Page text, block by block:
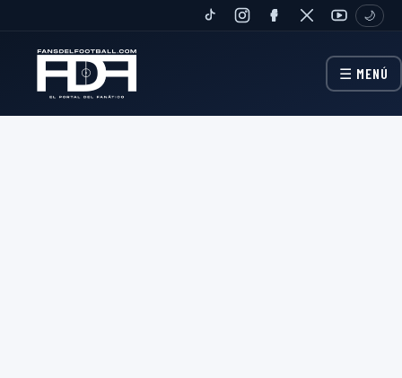
TIKTOKINSTAGRAMFANPAGETWITTERYOUTUBE
🌙
☰ MENÚ